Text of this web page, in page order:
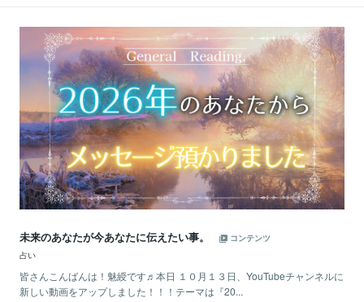
未来のあなたが今あなたに伝えたい事。
コンテンツ
占い
皆さんこんばんは！魅綬です♬本日 １０月１３日、YouTubeチャンネルに
新しい動画をアップしました！！！テーマは『20...